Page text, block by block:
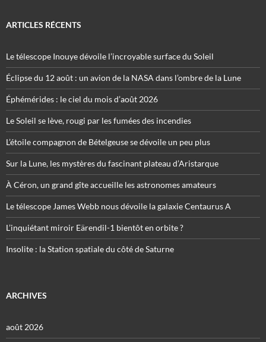
ARTICLES RÉCENTS
Le télescope Inouye dévoile l’incroyable surface du Soleil
Éclipse du 12 août : un avion de la NASA dans l’ombre de la Lune
Éphémérides : le ciel du mois d’août 2026
Le Soleil se lève, rougi par les fumées des incendies
L’étoile compagnon de Bételgeuse se dévoile un peu plus
Sur la Lune, les mystères du fascinant plateau d’Aristarque
À Céron, un grand gîte accueille les astronomes amateurs
Le télescope James Webb nous dévoile la galaxie Centaurus A
L’inquiétant miroir Eärendil-1 bientôt en orbite ?
Insolite : la Station spatiale du côté de Saturne
ARCHIVES
août 2026